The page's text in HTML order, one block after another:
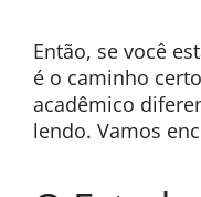
Então, se você
é o caminho
acadêmico
lendo. Vamos